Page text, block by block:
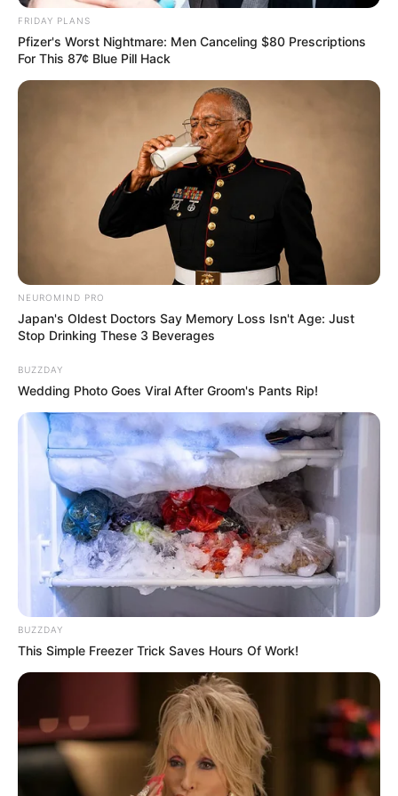
Schloss Schwarzburg
Barockes Schloss und Schloss­ruine am
ehe­maligen Stamm­sitz der Grafen von
Schwarz­burg.
Schaubergwerk Morassina
Farbenprächtige Tropfsteingrotten mit
märchenhaftem Aussehen in einem
Jahrhunderte alten Alaunschieferbergwerk
Rennsteigs
Freilichtmuseum Hohenfelden
Dorf zeigt das ländliche Alltagsleben der
Galerie Plinz mit Garten der Stille
Den in einem weit abgelegenen Tal
südlich von Jena liegenden Ort Plinz hat
der Künstler Jochen Bach zu einer
Freiluftgalerie umgestaltet, in der ungewöhnliche
Skulpturen in das Reich der Fantasie entführen.
Außerdem gibt es eine Bildergalerie mit fantasievollen
Werken, die sowohl besichtigt als auch gekauft werden
können.
Museumsbrauerei Schmitt in Singen
Jahren Bier gebraut wird: traditionell mit
Dampfmaschine und Eiskeller.
Burg Lauenstein
Die romantische und sehr gut erhaltene
FRIDAY PLANS
Pfizer's Worst Nightmare: Men Canceling $80 Prescriptions
For This 87¢ Blue Pill Hack
NEUROMIND PRO
Japan's Oldest Doctors Say Memory Loss Isn't Age: Just
Stop Drinking These 3 Beverages
BUZZDAY
Wedding Photo Goes Viral After Groom's Pants Rip!
BUZZDAY
This Simple Freezer Trick Saves Hours Of Work!